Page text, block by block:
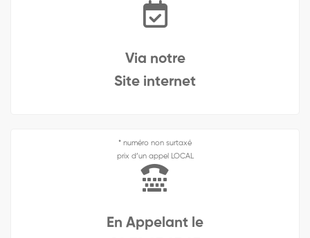
Via notre
Site internet
* numéro non surtaxé
prix d’un appel LOCAL
En Appelant le